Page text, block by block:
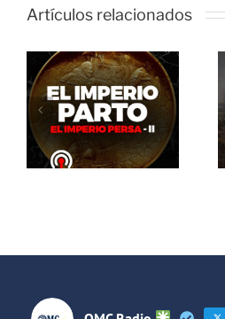
Artículos relacionados
El Abrazo
del Oso. La
guerra de
los 30 años:
La
intervención